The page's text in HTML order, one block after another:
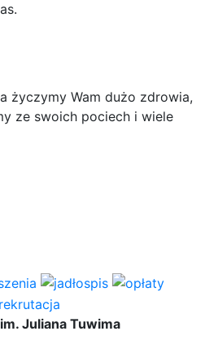
życzymy Wam dużo zdrowia,
ze swoich pociech i wiele
Juliana Tuwima